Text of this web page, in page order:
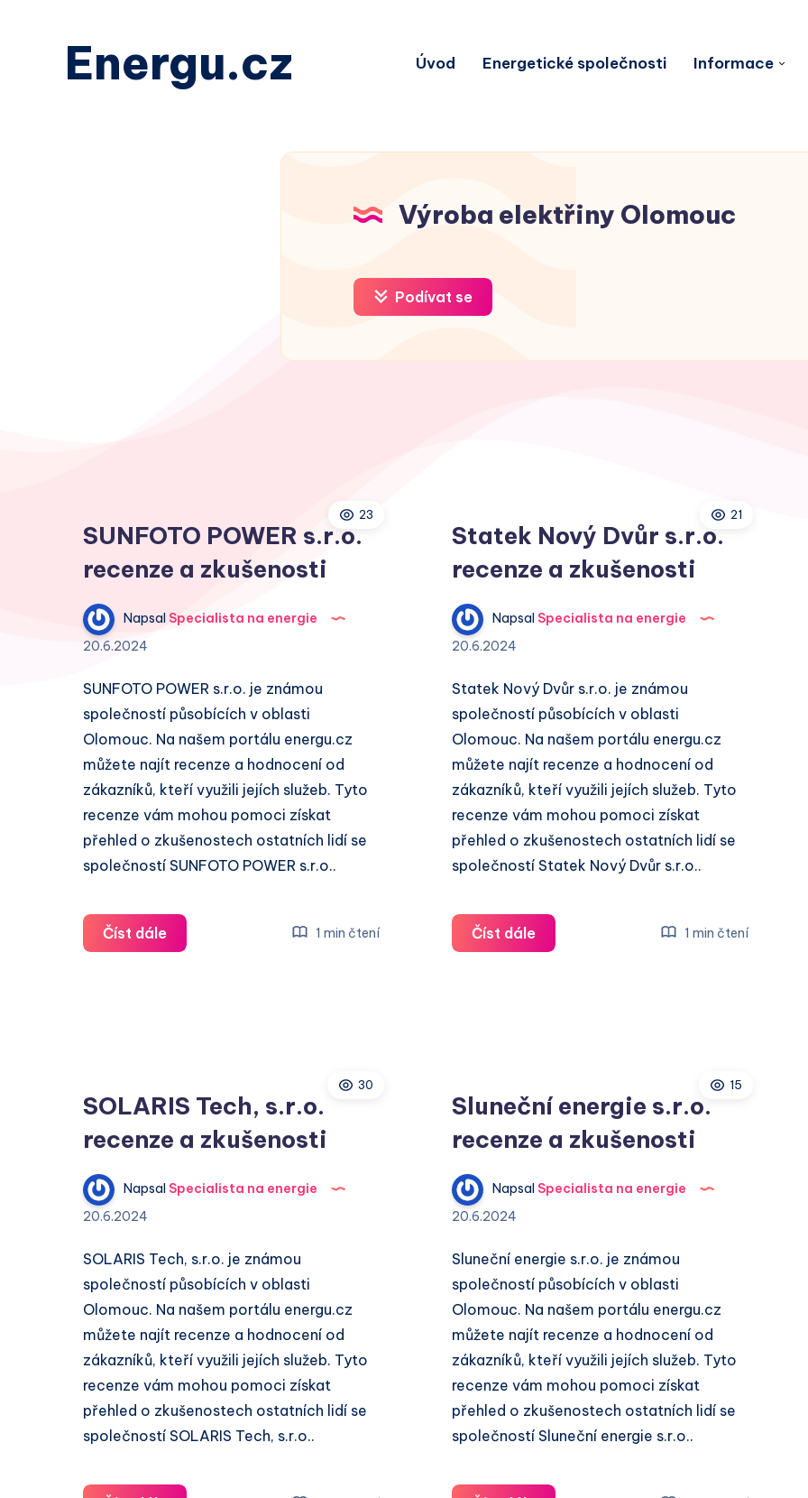
Energu.cz Úvod Energetické společnosti Informace
Výroba elektřiny Olomouc
Podívat se
23
SUNFOTO POWER s.r.o.
recenze a zkušenosti
Napsal Specialista na energie
20.6.2024
SUNFOTO POWER s.r.o. je známou
společností působících v oblasti
Olomouc. Na našem portálu energu.cz
můžete najít recenze a hodnocení od
zákazníků, kteří využili jejích služeb. Tyto
recenze vám mohou pomoci získat
přehled o zkušenostech ostatních lidí se
společností SUNFOTO POWER s.r.o..
Číst dáleSUNFOTO
POWER
1 min čtení
21
Statek Nový Dvůr s.r.o.
recenze a zkušenosti
Napsal Specialista na energie
20.6.2024
Statek Nový Dvůr s.r.o. je známou
společností působících v oblasti
Olomouc. Na našem portálu energu.cz
můžete najít recenze a hodnocení od
zákazníků, kteří využili jejích služeb. Tyto
recenze vám mohou pomoci získat
přehled o zkušenostech ostatních lidí se
společností Statek Nový Dvůr s.r.o..
Číst dáleStatek
Nový
1 min čtení
30
SOLARIS Tech, s.r.o.
recenze a zkušenosti
Napsal Specialista na energie
20.6.2024
SOLARIS Tech, s.r.o. je známou
společností působících v oblasti
Olomouc. Na našem portálu energu.cz
můžete najít recenze a hodnocení od
zákazníků, kteří využili jejích služeb. Tyto
recenze vám mohou pomoci získat
přehled o zkušenostech ostatních lidí se
společností SOLARIS Tech, s.r.o..
15
Sluneční energie s.r.o.
recenze a zkušenosti
Napsal Specialista na energie
20.6.2024
Sluneční energie s.r.o. je známou
společností působících v oblasti
Olomouc. Na našem portálu energu.cz
můžete najít recenze a hodnocení od
zákazníků, kteří využili jejích služeb. Tyto
recenze vám mohou pomoci získat
přehled o zkušenostech ostatních lidí se
společností Sluneční energie s.r.o..